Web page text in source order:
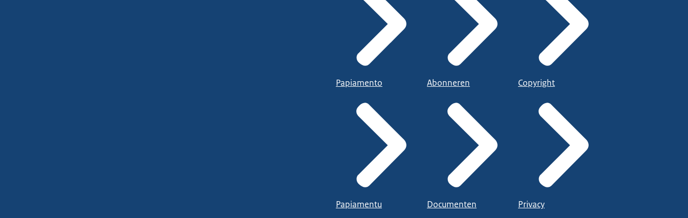
Papiamento
Papiamentu
Abonneren
Documenten
Copyright
Privacy